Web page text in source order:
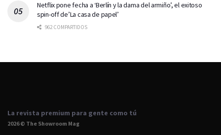
Netflix pone fecha a ‘Berlín y la dama del armiño’, el exitoso
spin-off de’La casa de papel’
962 COMPARTIDOS
La revista premium para gente como tú
2026 © The Showroom Mag